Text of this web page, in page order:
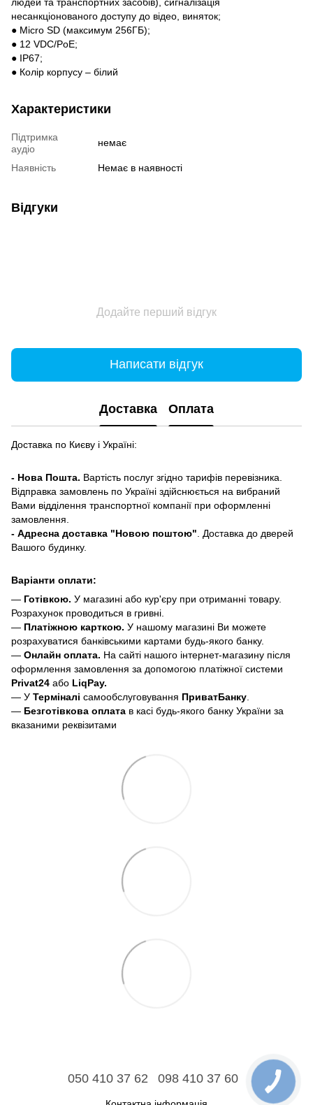
несанкціонованого доступу до відео, виняток;
● Micro SD (максимум 256ГБ);
● 12 VDC/PoE;
● IP67;
● Колір корпусу – білий
Характеристики
Підтримка
аудіо
немає
Наявність Немає в наявності
Відгуки
Додайте перший відгук
Написати відгук
Доставка Оплата
Доставка по Києву і Україні:
- Нова Пошта. Вартість послуг згідно тарифів перевізника.
Відправка замовлень по Україні здійснюється на вибраний
Вами відділення транспортної компанії при оформленні
замовлення.
- Адресна доставка "Новою поштою" . Доставка до дверей
Вашого будинку.
Варіанти оплати:
— Готівкою. У магазині або кур'єру при отриманні товару.
Розрахунок проводиться в гривні.
— Платіжною карткою. У нашому магазині Ви можете
розрахуватися банківськими картами будь-якого банку.
— Онлайн оплата. На сайті нашого інтернет-магазину після
оформлення замовлення за допомогою платіжної системи
Privat24 або LiqPay.
— У Терміналі самообслуговування ПриватБанку
— Безготівкова оплата в касі будь-якого банку України за
вказаними реквізитами
050 410 37 62 098 410 37 60